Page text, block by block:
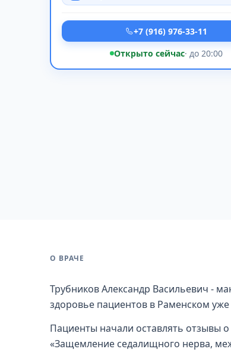
+7 (916) 976-33-11
Открыто сейчас· до 20:00
О ВРАЧЕ
Трубников Александр Васильевич -
здоровье пациентов в Раменском
Пациенты начали оставлять отзывы
«Защемление седалищного нерва,